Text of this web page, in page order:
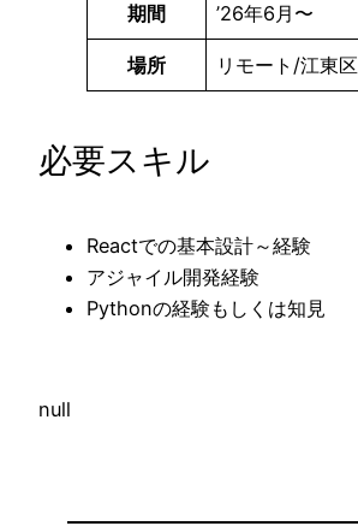
期間 ’26年6月〜
場所 リモート/江東区
必要スキル
Reactでの基本設計～経験
アジャイル開発経験
Pythonの経験もしくは知見
null